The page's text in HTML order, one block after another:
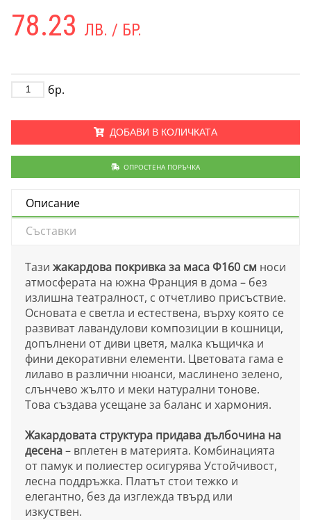
78.23 ЛВ. / БР.
бр.
ДОБАВИ В КОЛИЧКАТА
ОПРОСТЕНА ПОРЪЧКА
Описание
Съставки
Тази жакардова покривка за маса Ф160 см носи
атмосферата на южна Франция в дома – без
излишна театралност, с отчетливо присъствие.
Основата е светла и естествена, върху която се
развиват лавандулови композиции в кошници,
допълнени от диви цветя, малка къщичка и
фини декоративни елементи. Цветовата гама е
лилаво в различни нюанси, маслинено зелено,
слънчево жълто и меки натурални тонове.
Това създава усещане за баланс и хармония.
Жакардовата структура придава дълбочина на
десена– вплетен в материята. Комбинацията
от памук и полиестер осигурява Устойчивост,
лесна поддръжка. Платът стои тежко и
елегантно, без да изглежда твърд или
изкуствен.